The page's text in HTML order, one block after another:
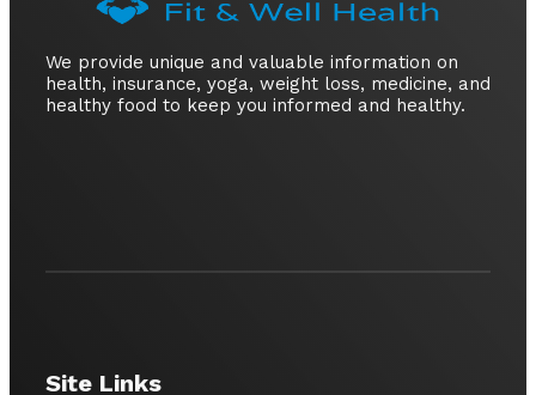
We provide unique and valuable information on
health, insurance, yoga, weight loss, medicine, and
healthy food to keep you informed and healthy.
Site Links